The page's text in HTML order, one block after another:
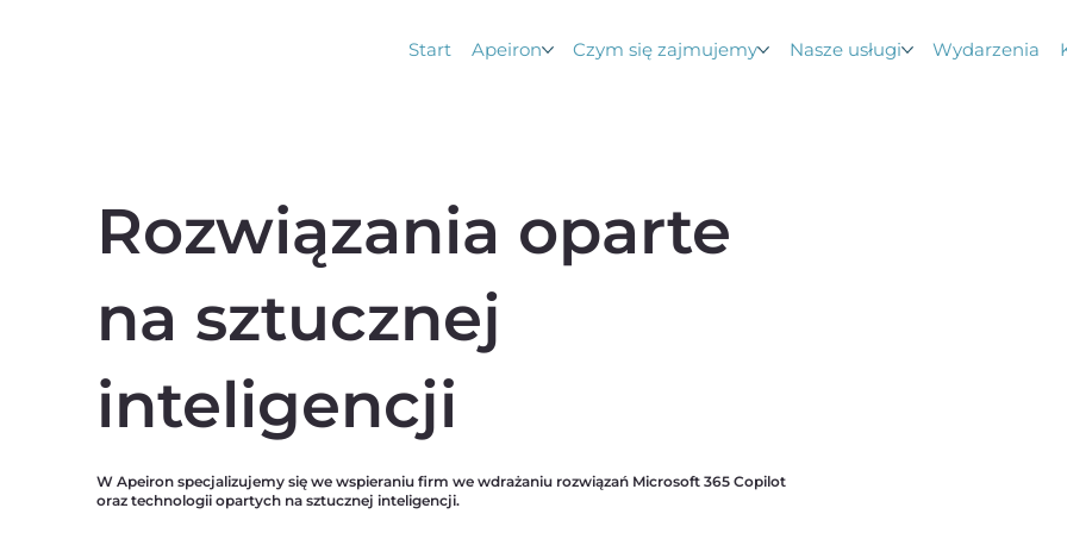
Start Apeiron Czym się zajmujemy Nasze usługi Wydarzenia
Rozwiązania oparte
na sztucznej
inteligencji
W Apeiron specjalizujemy się we wspieraniu firm we wdrażaniu rozwiązań Microsoft 365 Copilot
oraz technologii opartych na sztucznej inteligencji.